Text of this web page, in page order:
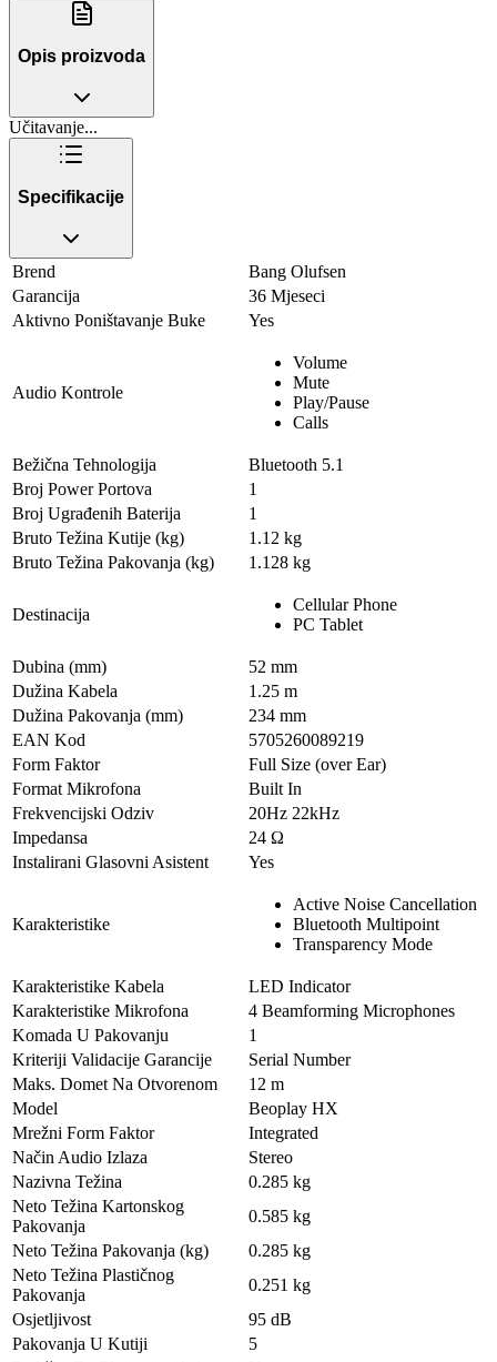
Opis proizvoda
Učitavanje...
Specifikacije
Brend
Bang Olufsen
Garancija
36 Mjeseci
Aktivno Poništavanje Buke
Yes
Audio Kontrole
Volume
Mute
Play/Pause
Calls
Bežična Tehnologija
Bluetooth 5.1
Broj Power Portova
1
Broj Ugrađenih Baterija
1
Bruto Težina Kutije (kg)
1.12 kg
Bruto Težina Pakovanja (kg)
1.128 kg
Destinacija
Cellular Phone
PC Tablet
Dubina (mm)
52 mm
Dužina Kabela
1.25 m
Dužina Pakovanja (mm)
234 mm
EAN Kod
5705260089219
Form Faktor
Full Size (over Ear)
Format Mikrofona
Built In
Frekvencijski Odziv
20Hz 22kHz
Impedansa
24 Ω
Instalirani Glasovni Asistent
Yes
Karakteristike
Active Noise Cancellation
Bluetooth Multipoint
Transparency Mode
Karakteristike Kabela
LED Indicator
Karakteristike Mikrofona
4 Beamforming Microphones
Komada U Pakovanju
1
Kriteriji Validacije Garancije
Serial Number
Maks. Domet Na Otvorenom
12 m
Model
Beoplay HX
Mrežni Form Faktor
Integrated
Način Audio Izlaza
Stereo
Nazivna Težina
0.285 kg
Neto Težina Kartonskog
Pakovanja
0.585 kg
Neto Težina Pakovanja (kg)
0.285 kg
Neto Težina Plastičnog
Pakovanja
0.251 kg
Osjetljivost
95 dB
Pakovanja U Kutiji
5